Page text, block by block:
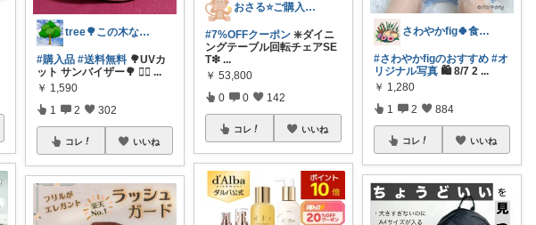
tree🌳この木なんの木🙆‍♀️🌳
#購入品 #送料無料 🌳UVカ
ット サンバイザー🌳 🙆‍♀ ...
￥ 1,590
1 2 302
コレ いいね
おさる⭐ご購入感謝🐹
#7%OFFクーポン ❇️ダイニ
ングテーブル回転チェアSE
T❇ ...
￥ 53,800
0 0 142
コレ いいね
さわやかfig🍀食と暮らしを楽しむ
#さわやかfigのおすすめ #オ
リジナル写真 🛍️ 8/7 2 ...
￥ 1,280
1 2 884
コレ いいね